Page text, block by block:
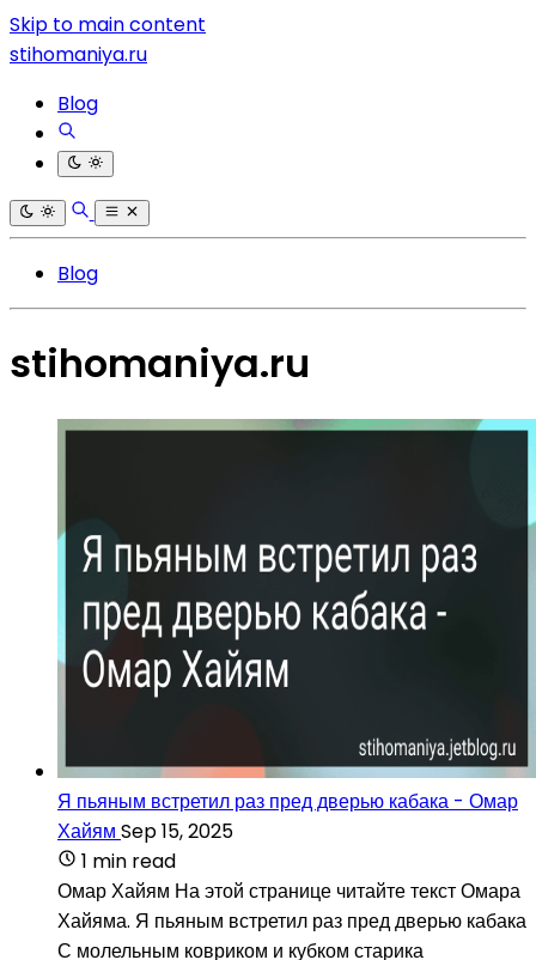
Skip to main content
stihomaniya.ru
Blog
Blog
stihomaniya.ru
Я пьяным встретил раз пред дверью кабака - Омар
Хайям Sep 15, 2025
1 min read
Омар Хайям На этой странице читайте текст Омара
Хайяма. Я пьяным встретил раз пред дверью кабака
С молельным ковриком и кубком старика